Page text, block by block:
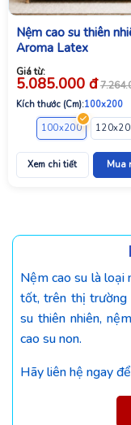
Nệm cao su thiên
Aroma Latex
Giá từ:
5.085.000 đ
Kích thước (Cm):100x200
100x200
Xem chi tiết Mua
220x200160x200 180x200
Nệm cao su là loại
tốt, trên thị trường
su thiên nhiên,
cao su non.
Hãy liên hệ ngay